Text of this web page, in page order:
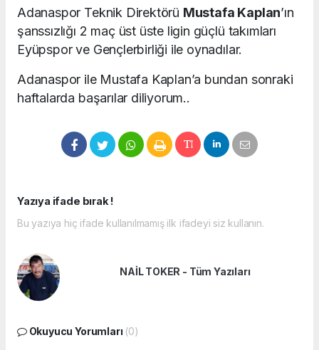
Adanaspor Teknik Direktörü Mustafa Kaplan’ın
şanssızlığı 2 maç üst üste ligin güçlü takımları
Eyüpspor ve Gençlerbirliği ile oynadılar.
Adanaspor ile Mustafa Kaplan’a bundan sonraki
haftalarda başarılar diliyorum..
Yazıya ifade bırak !
Bu yazıya hiç ifade kullanılmamış ilk ifadeyi siz kullanın.
NAİL TOKER - Tüm Yazıları
Okuyucu Yorumları (0)